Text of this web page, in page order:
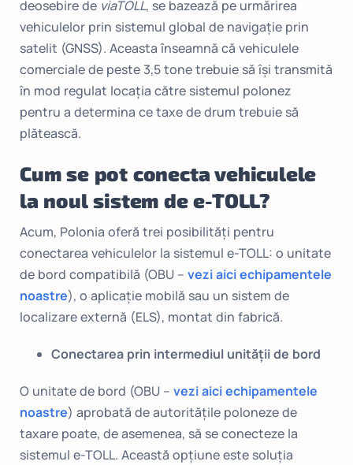
deosebire de viaTOLL, se bazează pe urmărirea
vehiculelor prin sistemul global de navigație prin
satelit (GNSS). Aceasta înseamnă că vehiculele
comerciale de peste 3,5 tone trebuie să își transmită
în mod regulat locația către sistemul polonez
pentru a determina ce taxe de drum trebuie să
plătească.
Cum se pot conecta vehiculele
la noul sistem de e-TOLL?
Acum, Polonia oferă trei posibilități pentru
conectarea vehiculelor la sistemul e-TOLL: o unitate
de bord compatibilă (OBU – vezi aici echipamentele
noastre), o aplicație mobilă sau un sistem de
localizare externă (ELS), montat din fabrică.
Conectarea prin intermediul unității de bord
O unitate de bord (OBU – vezi aici echipamentele
noastre) aprobată de autoritățile poloneze de
taxare poate, de asemenea, să se conecteze la
sistemul e-TOLL. Această opțiune este soluția